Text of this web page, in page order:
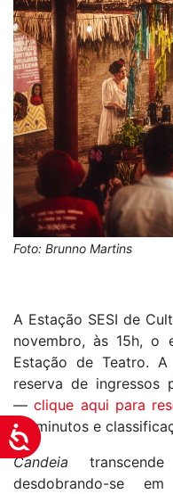
Acessibilidade
Foto: Brunno Martins
A Estação SESI de
novembro, às 15h, o
Estação de Teatro.
reserva de ingressos
—clique aqui para
60 minutos e
Candeia
desdobrando-se